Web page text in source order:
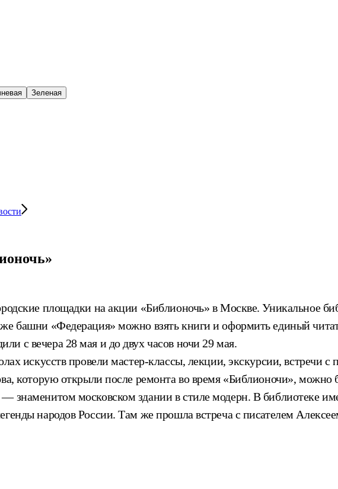
Зеленая
площадки на акции «Библионочь» в Москве. Уникальное
башни «Федерация» можно взять книги и оформить единый
с вечера 28 мая и до двух часов ночи 29 мая.
искусств провели мастер-классы, лекции, экскурсии, встречи с
которую открыли после ремонта во время «Библионочи»,
знаменитом московском здании в стиле модерн. В библиотеке
народов России. Там же прошла встреча с писателем